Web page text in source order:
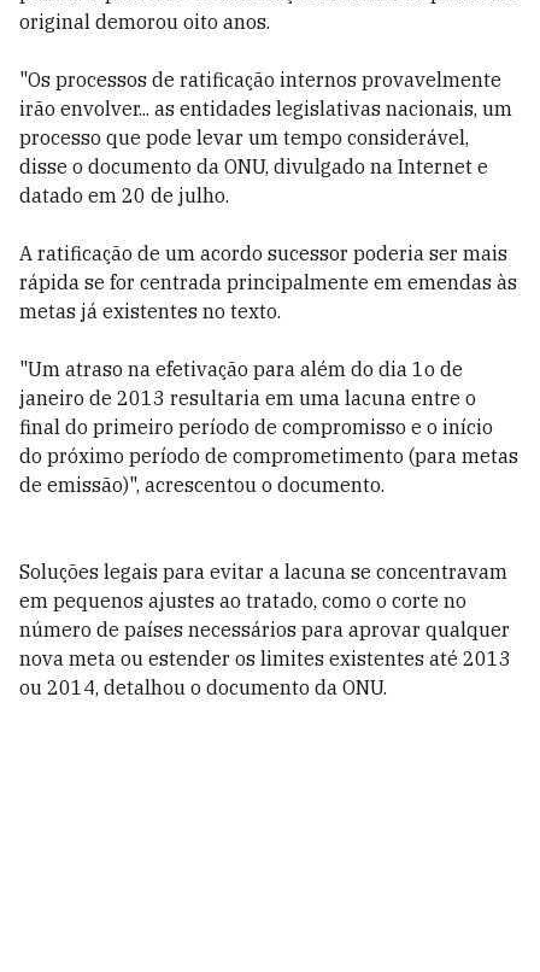
original demorou oito anos.
"Os processos de ratificação internos provavelmente
irão envolver... as entidades legislativas nacionais, um
processo que pode levar um tempo considerável,
disse o documento da ONU, divulgado na Internet e
datado em 20 de julho.
A ratificação de um acordo sucessor poderia ser mais
rápida se for centrada principalmente em emendas às
metas já existentes no texto.
"Um atraso na efetivação para além do dia 1o de
janeiro de 2013 resultaria em uma lacuna entre o
final do primeiro período de compromisso e o início
do próximo período de comprometimento (para metas
de emissão)", acrescentou o documento.
Soluções legais para evitar a lacuna se concentravam
em pequenos ajustes ao tratado, como o corte no
número de países necessários para aprovar qualquer
nova meta ou estender os limites existentes até 2013
ou 2014, detalhou o documento da ONU.